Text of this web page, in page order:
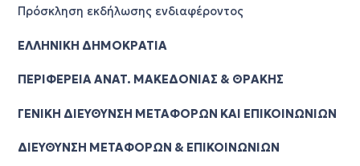
Πρόσκληση εκδήλωσης ενδιαφέροντος
ΕΛΛΗΝΙΚΗ ΔΗΜΟΚΡΑΤΙΑ
ΠΕΡΙΦΕΡΕΙΑ ΑNAT. ΜAKEΔONIAΣ & ΘΡΑΚΗΣ
ΓΕΝΙΚΗ ΔΙΕΥΘΥΝΣΗ ΜΕΤΑΦΟΡΩΝ ΚΑΙ ΕΠΙΚΟΙΝΩΝΙΩΝ
ΔΙΕΥΘΥΝΣΗ ΜΕΤΑΦΟΡΩΝ & ΕΠΙΚΟΙΝΩΝΙΩΝ